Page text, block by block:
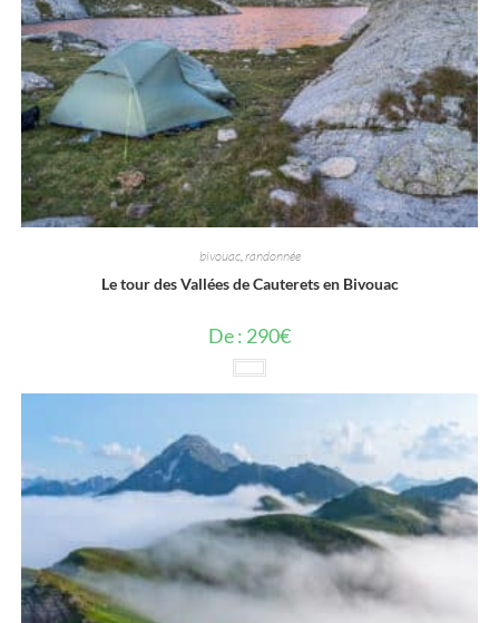
bivouac,randonnée
Le tour des Vallées de Cauterets en Bivouac
De : 290€